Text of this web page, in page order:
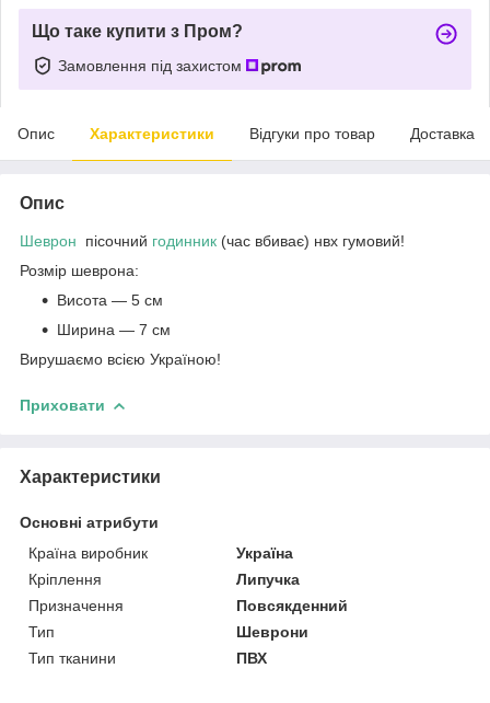
Що таке купити з Пром?
Замовлення під захистом
Опис Характеристики Відгуки про товар Доставка
Опис
Шеврон пісочний годинник (час вбиває) нвх гумовий!
Розмір шеврона:
Висота — 5 см
Ширина — 7 см
Вирушаємо всією Україною!
Приховати
Характеристики
Основні атрибути
Країна виробник
Україна
Кріплення
Липучка
Призначення
Повсякденний
Тип
Шеврони
Тип тканини
ПВХ